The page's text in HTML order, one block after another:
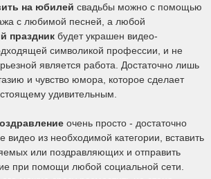
на юбилей свадьбы можно с помощью
с любимой песней, а любой
праздник будет украшен видео-
символикой профессии, и не
является работа. Достаточно лишь
и чувство юмора, которое сделает
удивительным.
очень просто - достаточно
видео из необходимой категории, вставить
или поздравляющих и отправить
при помощи любой социальной сети.